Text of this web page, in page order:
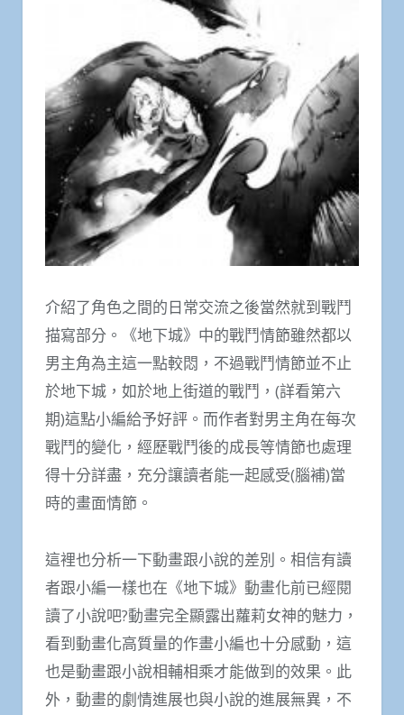
介紹了角色之間的日常交流之後當然就到戰鬥
描寫部分。《地下城》中的戰鬥情節雖然都以
男主角為主這一點較悶，不過戰鬥情節並不止
於地下城，如於地上街道的戰鬥，(詳看第六
期)這點小編給予好評。而作者對男主角在每次
戰鬥的變化，經歷戰鬥後的成長等情節也處理
得十分詳盡，充分讓讀者能一起感受(腦補)當
時的畫面情節。
這裡也分析一下動畫跟小說的差別。相信有讀
者跟小編一樣也在《地下城》動畫化前已經閱
讀了小說吧?動畫完全顯露出蘿莉女神的魅力，
看到動畫化高質量的作畫小編也十分感動，這
也是動畫跟小說相輔相乘才能做到的效果。此
外，動畫的劇情進展也與小說的進展無異，不